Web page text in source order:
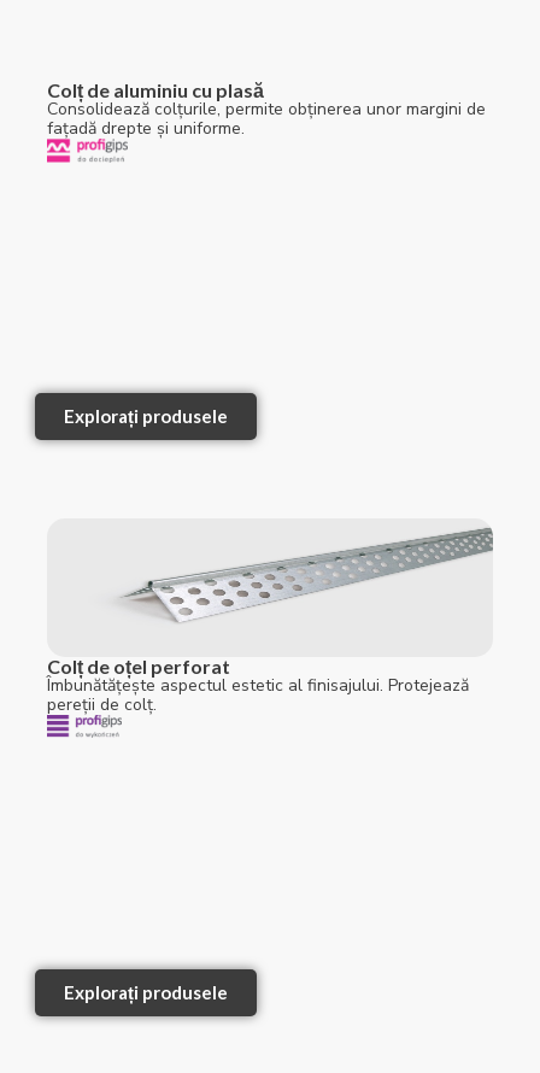
Colț de aluminiu cu plasă
Consolidează colțurile, permite obținerea unor margini de
fațadă drepte și uniforme.
Explorați produsele
Colț de oțel perforat
Îmbunătățește aspectul estetic al finisajului. Protejează
pereții de colț.
Explorați produsele